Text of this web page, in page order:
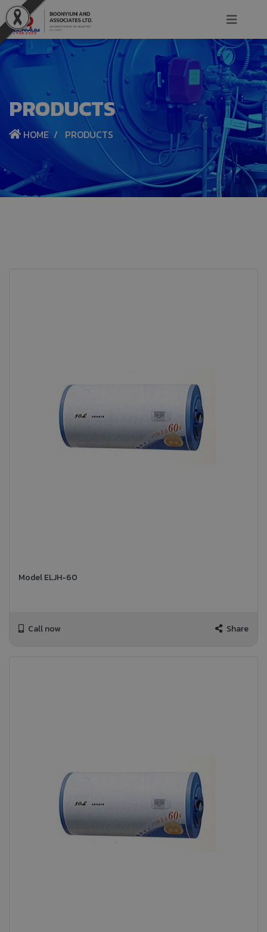
PRODUCTS
HOME PRODUCTS
Model ELJH-60
Call now Share